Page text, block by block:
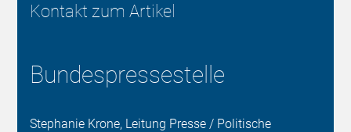
Kontakt zum Artikel
Bundespressestelle
Stephanie Krone, Leitung Presse / Politische